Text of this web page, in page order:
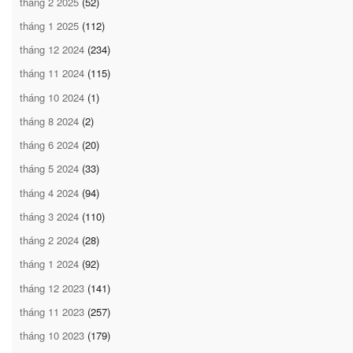
tháng 1 2025 (112)
tháng 12 2024 (234)
tháng 11 2024 (115)
tháng 10 2024 (1)
tháng 8 2024 (2)
tháng 6 2024 (20)
tháng 5 2024 (33)
tháng 4 2024 (94)
tháng 3 2024 (110)
tháng 2 2024 (28)
tháng 1 2024 (92)
tháng 12 2023 (141)
tháng 11 2023 (257)
tháng 10 2023 (179)